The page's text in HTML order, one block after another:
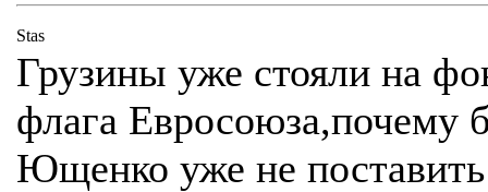
Stas
Грузины уже стояли на
флага Евросоюза,почему
Ющенко уже не